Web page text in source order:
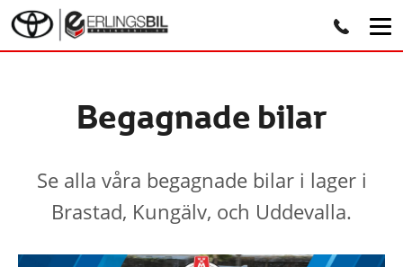
Begagnade bilar
Se alla våra begagnade bilar i lager i
Brastad, Kungälv, och Uddevalla.